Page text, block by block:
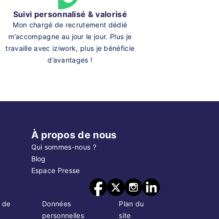
Suivi personnalisé & valorisé
Mon chargé de recrutement dédié
m’accompagne au jour le jour. Plus je
travaille avec iziwork, plus je bénéficie
d’avantages !
À propos de nous
Qui sommes-nous ?
Blog
Espace Presse
de
Données
personnelles
Plan du
site